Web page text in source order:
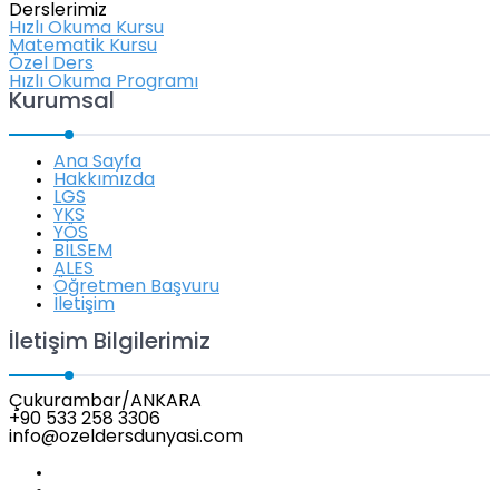
Derslerimiz
Hızlı Okuma Kursu
Matematik Kursu
Özel Ders
Hızlı Okuma Programı
Kurumsal
Ana Sayfa
Hakkımızda
LGS
YKS
YÖS
BİLSEM
ALES
Öğretmen Başvuru
İletişim
İletişim Bilgilerimiz
Çukurambar/ANKARA
+90 533 258 3306
info@ozeldersdunyasi.com